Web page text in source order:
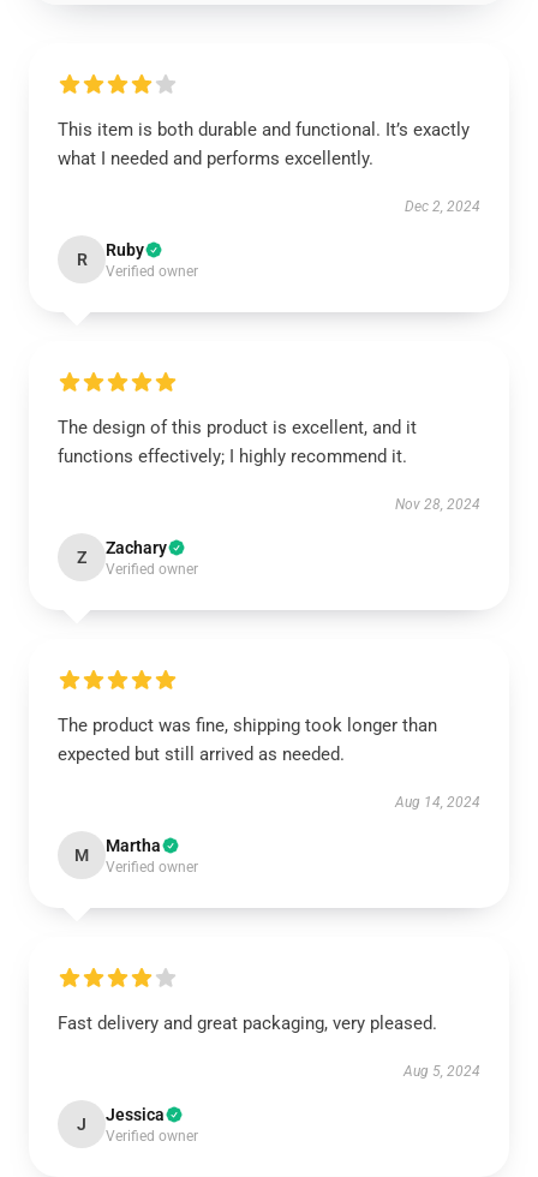
This item is both durable and functional. It’s exactly
what I needed and performs excellently.
Dec 2, 2024
R Ruby
Verified owner
The design of this product is excellent, and it
functions effectively; I highly recommend it.
Nov 28, 2024
Z Zachary
Verified owner
The product was fine, shipping took longer than
expected but still arrived as needed.
Aug 14, 2024
M Martha
Verified owner
Fast delivery and great packaging, very pleased.
Aug 5, 2024
J Jessica
Verified owner